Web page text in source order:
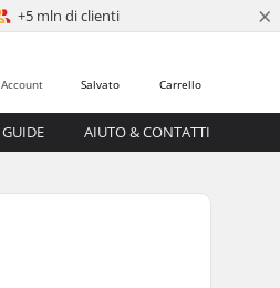
+5 mln di clienti ×
Carrello
Salvato
Account
GUIDE AIUTO & CONTATTI